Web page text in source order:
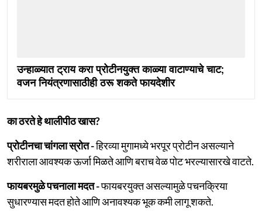
उन्हाळ्यात ट्राय करा प्रोटीनयुक्त काळ्या वाटाण्याचे चाट;
वजन नियंत्रणासाठीही ठरू शकते फायदेशीर
का ठरते हे थालीपीठ खास?
प्रोटीनचा चांगला स्रोत-हिरव्या मुगामध्ये भरपूर प्रोटीन असल्याने
शरीराला आवश्यक ऊर्जा मिळते आणि बराच वेळ पोट भरल्यासारखे वाटते.
फायबरमुळे पचनाला मदत -फायबरयुक्त असल्यामुळे पचनक्रिया
सुधारण्यास मदत होते आणि अनावश्यक भूक कमी लागू शकते.